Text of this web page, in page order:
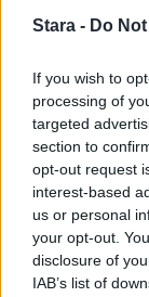
Stara - Do
If you wish to
processing of
targeted
section to
opt-out request
interest-based
us or personal
your opt-out.
disclosure of
IAB’s list of
Staran